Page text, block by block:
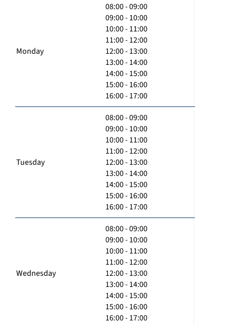
Monday
08:00 - 09:00
09:00 - 10:00
10:00 - 11:00
11:00 - 12:00
12:00 - 13:00
13:00 - 14:00
14:00 - 15:00
15:00 - 16:00
16:00 - 17:00
Tuesday
08:00 - 09:00
09:00 - 10:00
10:00 - 11:00
11:00 - 12:00
12:00 - 13:00
13:00 - 14:00
14:00 - 15:00
15:00 - 16:00
16:00 - 17:00
Wednesday
08:00 - 09:00
09:00 - 10:00
10:00 - 11:00
11:00 - 12:00
12:00 - 13:00
13:00 - 14:00
14:00 - 15:00
15:00 - 16:00
16:00 - 17:00